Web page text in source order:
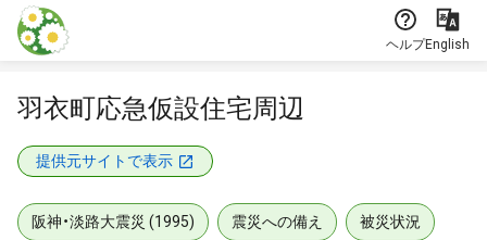
本文に飛ぶ
ヘルプEnglish
羽衣町応急仮設住宅周辺
提供元サイトで表示
阪神・淡路大震災 (1995) 震災への備え 被災状況